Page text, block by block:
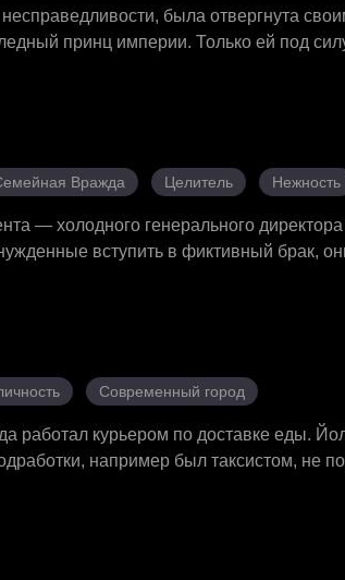
была отвергнута
принц империи. Только ей под
матери десять лет назад и о заговоре,
Вражда Целитель Нежность
— холодного генерального
вступить в фиктивный брак,
Современный город
работал курьером по доставке еды.
например был таксистом, не
понял, что Лиам тот самый